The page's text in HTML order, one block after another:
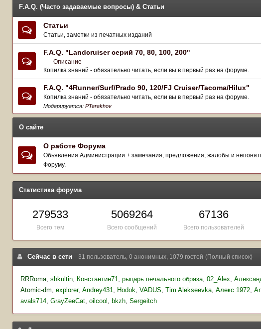
F.A.Q. (Часто задаваемые вопросы) & Статьи
Статьи
Статьи, заметки из печатных изданий
F.A.Q. "Landcruiser серий 70, 80, 100, 200"
Описание
Копилка знаний - обязательно читать, если вы в первый раз на форуме.
F.A.Q. "4Runner/Surf/Prado 90, 120/FJ Cruiser/Tacoma/Hilux"
Копилка знаний - обязательно читать, если вы в первый раз на форуме.
Модерируется: PTerekhov
О сайте
О работе Форума
Обьявления Администрации + замечания, предложения, жалобы и
Форуму.
Статистика форума
279533
Всего тем
5069264
Всего сообщений
67136
Всего пользователей
Сейчас в сети 31 пользователь, 0 анонимных, 1079 гостей (Полный список)
RRRoma shkultin Константин71 рыцарь печального образа 02_Alex
Atomic-dm explorer Andrey431 Hodok VADUS Tim Alekseevka Алекс 1972
avals714 GrayZeeCat oilcool bkzh Sergeitch